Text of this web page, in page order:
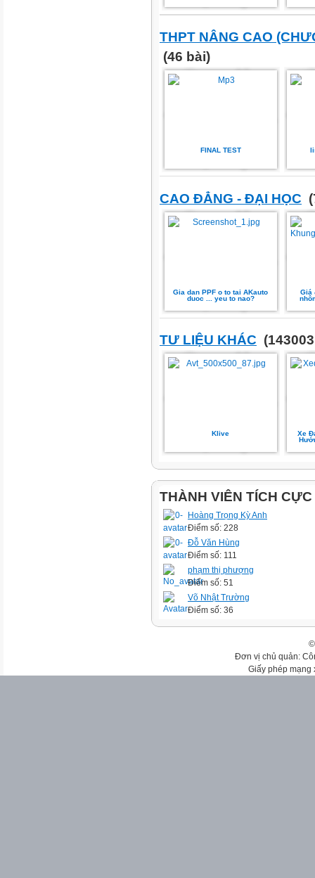
THPT NÂNG CAO
(46 bài)
FINAL TEST
CAO ĐẲNG - ĐẠI HỌC
Gia dan PPF o to tai AKauto
duoc ... yeu to nao?
Giá
TƯ LIỆU KHÁC
Klive
Xe
THÀNH VIÊN TÍCH CỰC
Hoàng Trọng Kỳ Anh
Điểm số: 228
Đỗ Văn Hùng
Điểm số: 111
phạm thị phượng
Điểm số: 51
Võ Nhật Trường
Điểm số: 36
Đơn vị chủ quản:
Giấy phép mạng